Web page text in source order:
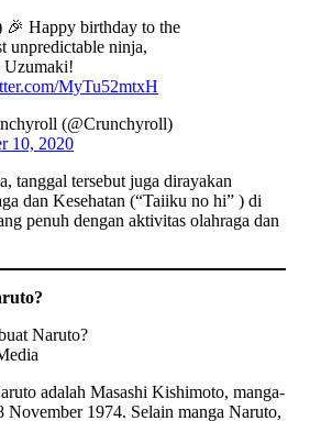
🎉 Happy birthday to the
unpredictable ninja,
Uzumaki!
MyTu52mtxH
(@Crunchyroll)
10, 2020
tanggal tersebut juga dirayakan
dan Kesehatan (“Taiiku no hi” ) di
penuh dengan aktivitas olahraga dan
adalah Masashi Kishimoto, manga-
November 1974. Selain manga Naruto,